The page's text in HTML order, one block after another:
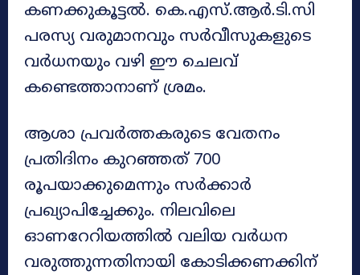
കണക്കുകൂട്ടൽ. കെ.എസ്.ആർ.ടി.സി
പരസ്യ വരുമാനവും സർവീസുകളുടെ
വർധനയും വഴി ഈ ചെലവ്
കണ്ടെത്താനാണ് ശ്രമം.
ആശാ പ്രവർത്തകരുടെ വേതനം
പ്രതിദിനം കുറഞ്ഞത് 700
രൂപയാക്കുമെന്നും സർക്കാർ
പ്രഖ്യാപിച്ചേക്കും. നിലവിലെ
ഓണറേറിയത്തിൽ വലിയ വർധന
വരുത്തുന്നതിനായി കോടിക്കണക്കിന്